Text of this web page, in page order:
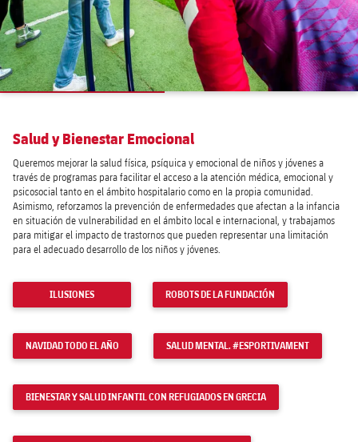
Salud y Bienestar Emocional
Queremos mejorar la salud física, psíquica y emocional de niños y jóvenes a
través de programas para facilitar el acceso a la atención médica, emocional y
psicosocial tanto en el ámbito hospitalario como en la propia comunidad.
Asimismo, reforzamos la prevención de enfermedades que afectan a la infancia
en situación de vulnerabilidad en el ámbito local e internacional, y trabajamos
para mitigar el impacto de trastornos que pueden representar una limitación
para el adecuado desarrollo de los niños y jóvenes.
ILUSIONES ROBOTS DE LA FUNDACIÓN
NAVIDAD TODO EL AÑO SALUD MENTAL. #ESPORTIVAMENT
BIENESTAR Y SALUD INFANTIL CON REFUGIADOS EN GRECIA